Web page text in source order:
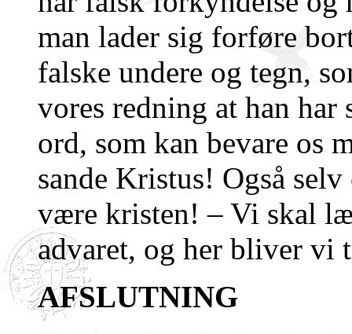
man lader sig forføre
falske undere og tegn,
vores redning at han
ord, som kan bevare os
sande Kristus! Også
være kristen! – Vi skal
advaret, og her bliver vi
AFSLUTNING